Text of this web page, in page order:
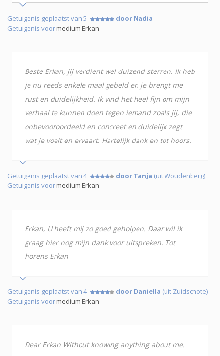
Getuigenis geplaatst van 5
door Nadia
Getuigenis voormedium Erkan
Beste Erkan, jij verdient wel duizend sterren. Ik heb
je nu reeds enkele maal gebeld en je brengt me
rust en duidelijkheid. Ik vind het heel fijn om mijn
verhaal te kunnen doen tegen iemand zoals jij, die
onbevooroordeeld en concreet en duidelijk zegt
wat je voelt en ervaart. Hartelijk dank en tot hoors.
Getuigenis geplaatst van 4 door Tanja (uit Woudenberg)
Getuigenis voormedium Erkan
Erkan, U heeft mij zo goed geholpen. Daar wil ik
graag hier nog mijn dank voor uitspreken. Tot
horens Erkan
Getuigenis geplaatst van 4 door Daniella (uit Zuidschote)
Getuigenis voormedium Erkan
Dear Erkan Without knowing anything about me.